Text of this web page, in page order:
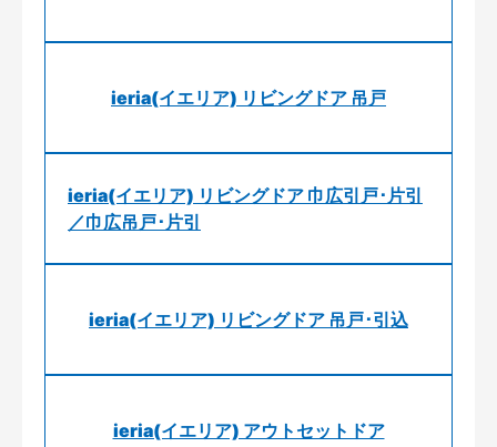
ieria(イエリア) リビングドア 吊戸
ieria(イエリア) リビングドア 巾広引戸･片引
／巾広吊戸･片引
ieria(イエリア) リビングドア 吊戸･引込
ieria(イエリア) アウトセットドア